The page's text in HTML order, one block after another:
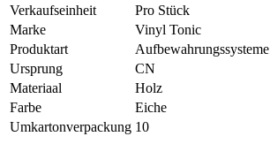
Verkaufseinheit
Pro Stück
Marke
Vinyl Tonic
Produktart
Aufbewahrungssysteme
Ursprung
CN
Materiaal
Holz
Farbe
Eiche
Umkartonverpackung 10